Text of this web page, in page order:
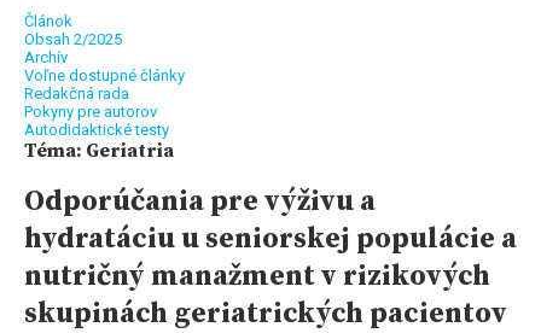
Článok
Obsah 2/2025
Archív
Voľne dostupné články
Redakčná rada
Pokyny pre autorov
Autodidaktické testy
Téma: Geriatria
Odporúčania pre výživu a
hydratáciu u seniorskej populácie a
nutričný manažment v rizikových
skupinách geriatrických pacientov